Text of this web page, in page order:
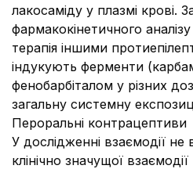
лакосаміду у плазмі крові.
фармакокінетичного
терапія іншими
індукують ферменти
фенобарбіталом у різних
загальну системну
Пероральні контрацептиви
У дослідженні взаємодії не
клінічно значущої